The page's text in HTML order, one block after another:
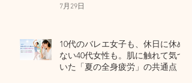
7月29日
10代のバレエ女子も、休日に休め
ない40代女性も。肌に触れて気づ
いた「夏の全身疲労」の共通点